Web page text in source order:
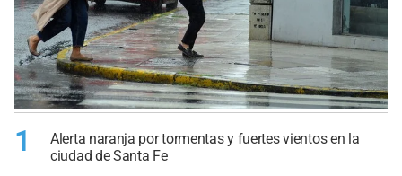
1
Alerta naranja por tormentas y fuertes vientos en la
ciudad de Santa Fe